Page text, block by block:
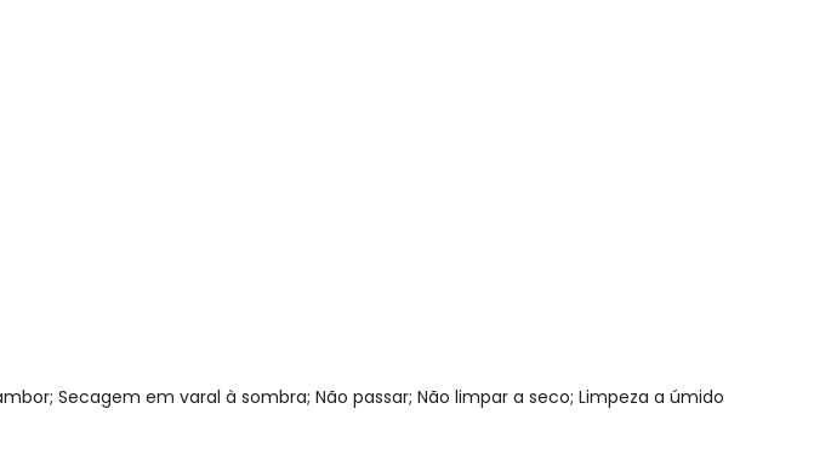
Secagem em varal à sombra; Não passar; Não limpar a seco; Limpeza a úmido
Telefone